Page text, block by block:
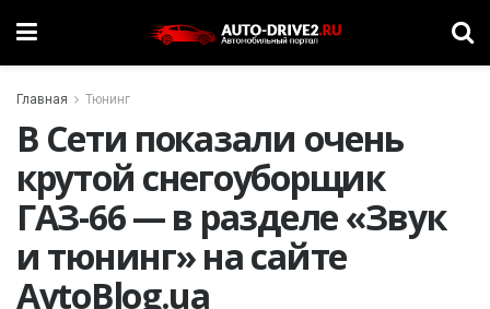
Главная Тюнинг
В Сети показали очень
крутой снегоуборщик
ГАЗ-66 — в разделе «Звук
и тюнинг» на сайте
AvtoBlog.ua